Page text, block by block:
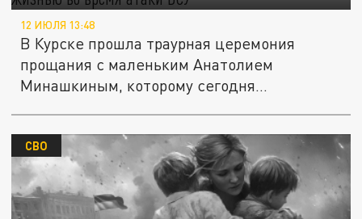
12 ИЮЛЯ 13:48
В Курске прошла траурная церемония
прощания с маленьким Анатолием
Минашкиным, которому сегодня
СВО